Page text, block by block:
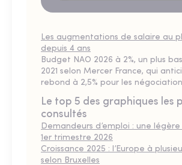
Les augmentations de salaire au
depuis 4 ans
Budget NAO 2026 à 2%, un plus
2021 selon Mercer France, qui
rebond à 2,5% pour les
Le top 5 des graphiques les
consultés
Demandeurs d’emploi : une
1er trimestre 2026
Croissance 2025 : l’Europe à
selon Bruxelles